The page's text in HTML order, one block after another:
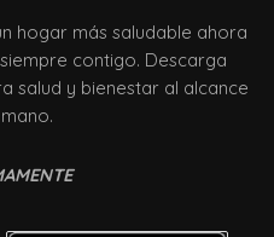
hogar más saludable ahora
contigo. Descarga
salud y bienestar al alcance